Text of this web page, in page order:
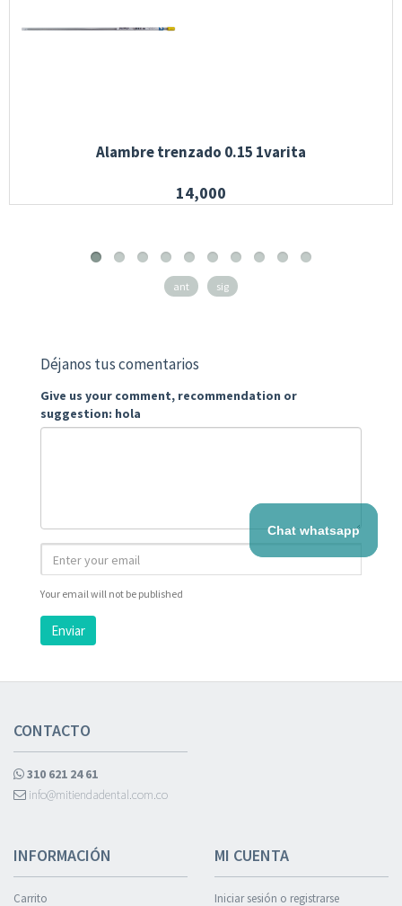
Alambre trenzado 0.15 1varita
14,000
ant sig
Déjanos tus comentarios
Give us your comment, recommendation or
suggestion: hola
Your email will not be published
Enviar
CONTACTO
310 621 24 61
info@mitiendadental.com.co
INFORMACIÓN
Carrito
MI CUENTA
Iniciar sesión o registrarse
Chat whatsapp